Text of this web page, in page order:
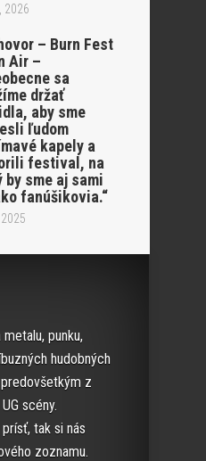
2026
– Burn Fest
Air –
sa
držať
aby sme
ľudom
kapely a
festival, na
by sme aj sami
fanúšikovia.“
punku,
hudobných
z
scény.
tak si nás
zoznamu.